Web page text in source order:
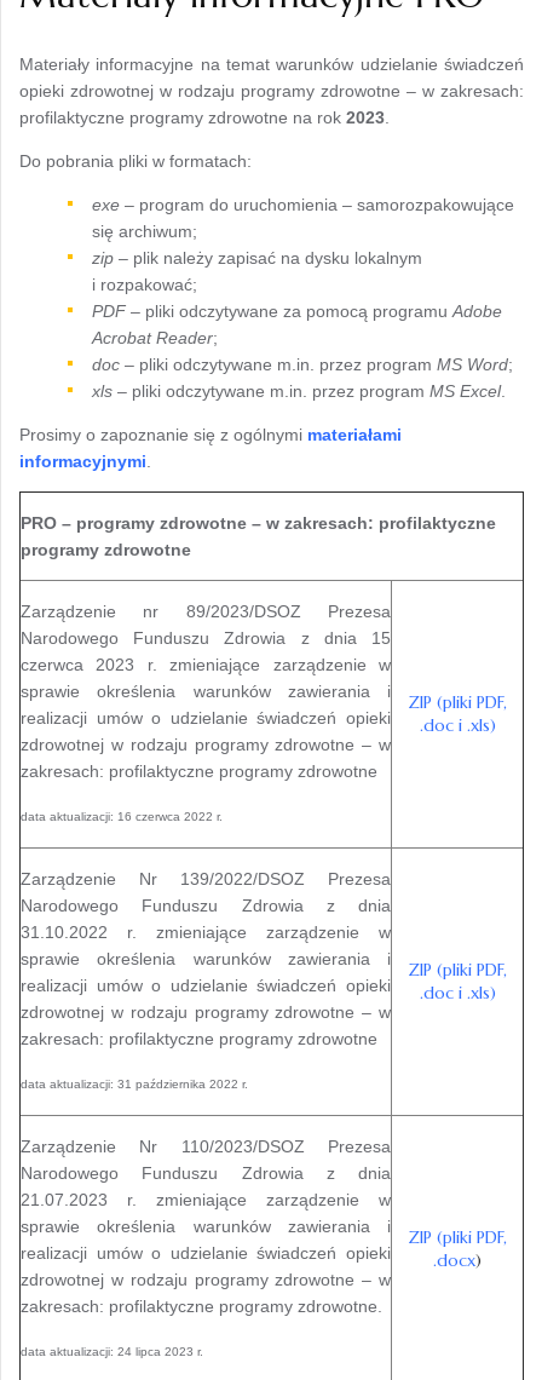
Materiały informacyjne na temat warunków udzielanie świadczeń
opieki zdrowotnej w rodzaju programy zdrowotne – w zakresach:
profilaktyczne programy zdrowotne na rok 2023
Do pobrania pliki w formatach:
exe – program do uruchomienia – samorozpakowujące
się archiwum;
zip – plik należy zapisać na dysku lokalnym
i rozpakować;
PDF – pliki odczytywane za pomocą programu Adobe
Acrobat Reader;
doc – pliki odczytywane m.in. przez program MS Word;
xls – pliki odczytywane m.in. przez program MS Excel.
Prosimy o zapoznanie się z ogólnymi materiałami
informacyjnymi
PRO – programy zdrowotne – w zakresach: profilaktyczne
programy zdrowotne
Zarządzenie nr 89/2023/DSOZ Prezesa
Narodowego Funduszu Zdrowia z dnia 15
czerwca 2023 r. zmieniające zarządzenie w
sprawie określenia warunków zawierania i
realizacji umów o udzielanie świadczeń opieki
zdrowotnej w rodzaju programy zdrowotne – w
zakresach: profilaktyczne programy zdrowotne
data aktualizacji: 16 czerwca 2022 r.
ZIP (pliki PDF,
.doc i .xls)
Zarządzenie Nr 139/2022/DSOZ Prezesa
Narodowego Funduszu Zdrowia z dnia
31.10.2022 r. zmieniające zarządzenie w
sprawie określenia warunków zawierania i
realizacji umów o udzielanie świadczeń opieki
zdrowotnej w rodzaju programy zdrowotne – w
zakresach: profilaktyczne programy zdrowotne
data aktualizacji: 31 października 2022 r.
ZIP (pliki PDF,
.doc i .xls)
Zarządzenie Nr 110/2023/DSOZ Prezesa
Narodowego Funduszu Zdrowia z dnia
21.07.2023 r. zmieniające zarządzenie w
sprawie określenia warunków zawierania i
realizacji umów o udzielanie świadczeń opieki
zdrowotnej w rodzaju programy zdrowotne – w
zakresach: profilaktyczne programy zdrowotne.
data aktualizacji: 24 lipca 2023 r.
ZIP (pliki PDF,
.docx)